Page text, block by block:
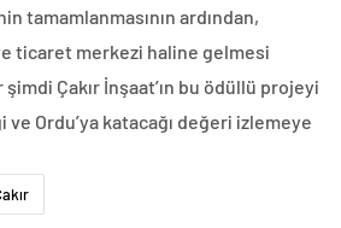
tamamlanmasının ardından,
ticaret merkezi haline gelmesi
Çakır İnşaat’ın bu ödüllü projeyi
ve Ordu’ya katacağı değeri izlemeye